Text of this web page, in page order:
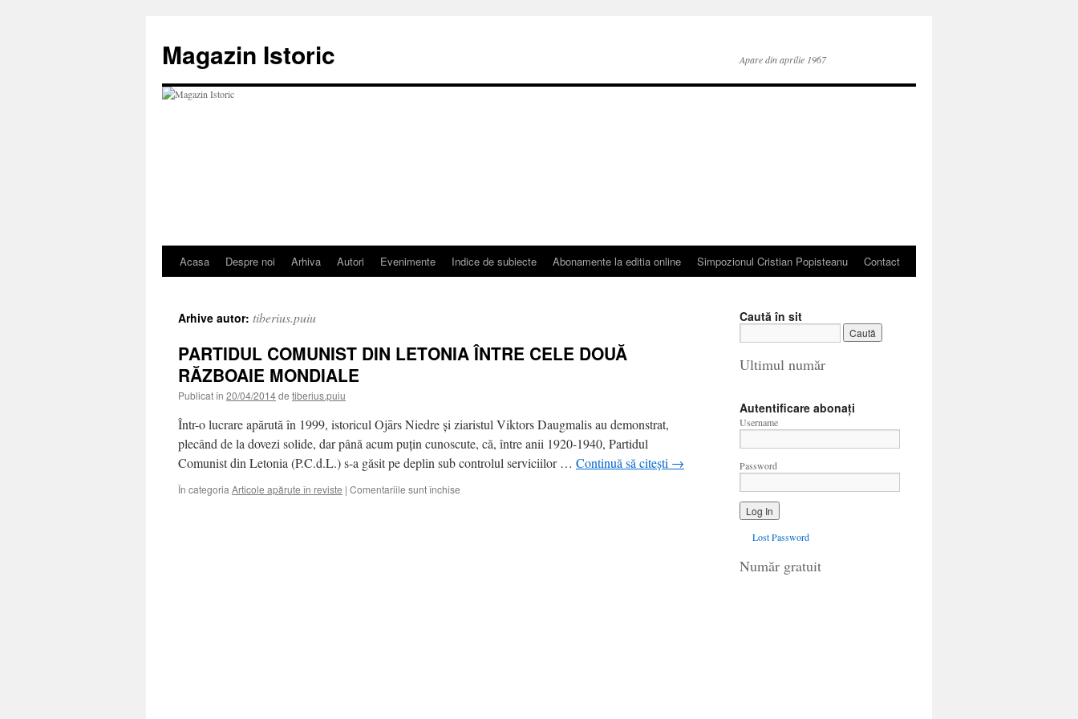
conținut
Magazin Istoric Apare din aprilie 1967
Acasa Despre noi Arhiva Autori Evenimente Indice de subiecte Abonamente la editia online Simpozionul Cristian Popisteanu Contact
Arhive autor: tiberius.puiu
PARTIDUL COMUNIST DIN LETONIA ÎNTRE CELE DOUĂ
RĂZBOAIE MONDIALE
Publicat în 20/04/2014de tiberius.puiu
Într-o lucrare apărută în 1999, istoricul Ojārs Niedre şi ziaristul Viktors Daugmalis au demonstrat,
plecând de la dovezi solide, dar până acum puţin cunoscute, că, între anii 1920-1940, Partidul
Comunist din Letonia (P.C.d.L.) s-a găsit pe deplin sub controlul serviciilor … Continuă să citești →
În categoria Articole apărute în reviste | Comentariile sunt închise
Caută în sit
Ultimul număr
Autentificare abonați
Username
Password
Lost Password
Număr gratuit